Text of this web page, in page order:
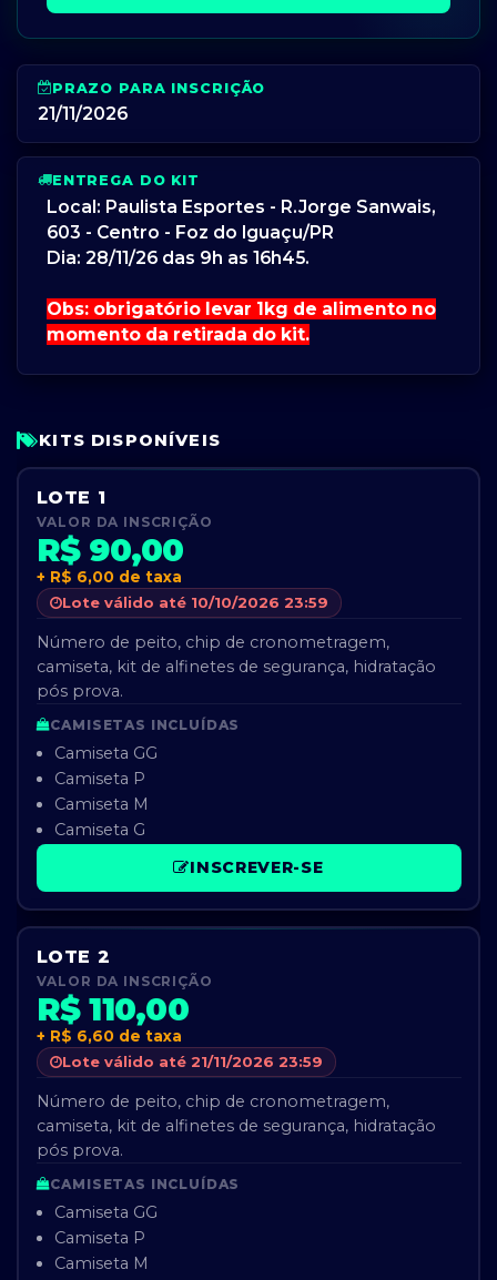
PRAZO PARA INSCRIÇÃO
21/11/2026
ENTREGA DO KIT
Local: Paulista Esportes - R.Jorge Sanwais,
603 - Centro - Foz do Iguaçu/PR
Dia: 28/11/26 das 9h as 16h45.
Obs: obrigatório levar 1kg de alimento no
momento da retirada do kit.
KITS DISPONÍVEIS
LOTE 1
VALOR DA INSCRIÇÃO
R$ 90,00
+ R$ 6,00 de taxa
Lote válido até 10/10/2026 23:59
Número de peito, chip de cronometragem,
camiseta, kit de alfinetes de segurança, hidratação
pós prova.
CAMISETAS INCLUÍDAS
Camiseta GG
Camiseta P
Camiseta M
Camiseta G
INSCREVER-SE
LOTE 2
VALOR DA INSCRIÇÃO
R$ 110,00
+ R$ 6,60 de taxa
Lote válido até 21/11/2026 23:59
Número de peito, chip de cronometragem,
camiseta, kit de alfinetes de segurança, hidratação
pós prova.
CAMISETAS INCLUÍDAS
Camiseta GG
Camiseta P
Camiseta M